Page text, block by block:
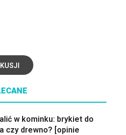
w kominku: brykiet do
czy drewno? [opinie